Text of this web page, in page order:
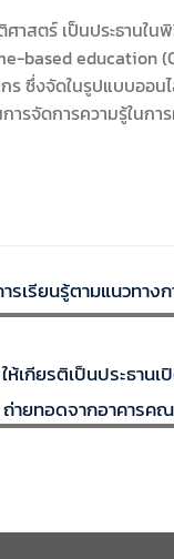
ตร์ เป็นประธานใ
based
ซึ่งจัดในรูปแบบออ
ารจัดการความรู้ใ
ารเรียนรู้ตามแนวท
กียรติเป็นประธาน
ยทอดจากอาคารค